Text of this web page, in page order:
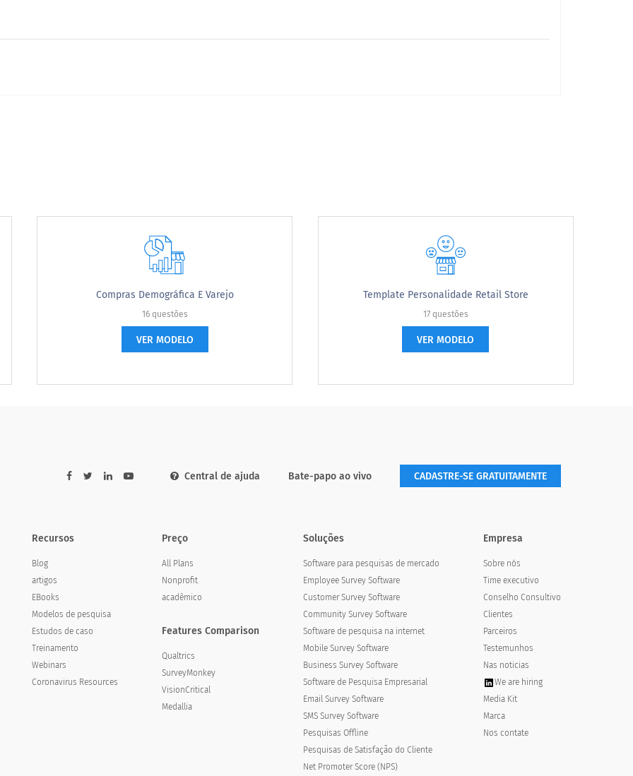
seu cartão de débito?
Compras Demográfica E Varejo
16 questões
VER MODELO
Template Personalidade Retail Store
17 questões
VER MODELO
Central de ajuda Bate-papo ao vivo CADASTRE-SE GRATUITAMENTE
Recursos
Blog
artigos
EBooks
Modelos de pesquisa
Estudos de caso
Treinamento
Webinars
Coronavirus Resources
Preço
All Plans
Nonprofit
acadêmico
Features Comparison
Qualtrics
SurveyMonkey
VisionCritical
Medallia
Soluções
Software para pesquisas de mercado
Employee Survey Software
Customer Survey Software
Community Survey Software
Software de pesquisa na internet
Mobile Survey Software
Business Survey Software
Software de Pesquisa Empresarial
Email Survey Software
SMS Survey Software
Pesquisas Offline
Pesquisas de Satisfação do Cliente
Net Promoter Score (NPS)
Empresa
Sobre nós
Time executivo
Conselho Consultivo
Clientes
Parceiros
Testemunhos
Nas noticias
We are hiring
Media Kit
Marca
Nos contate